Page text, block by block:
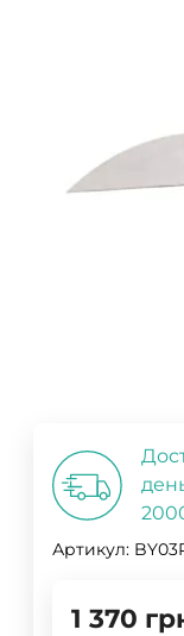
Артикул:
1 370